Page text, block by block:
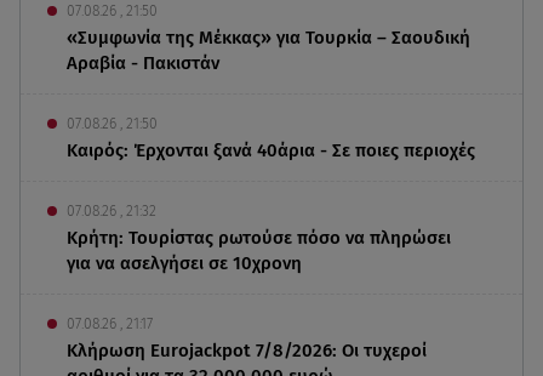
07.08.26 , 21:50
«Συμφωνία της Μέκκας» για Τουρκία – Σαουδική
Αραβία - Πακιστάν
07.08.26 , 21:50
Καιρός: Έρχονται ξανά 40άρια - Σε ποιες περιοχές
07.08.26 , 21:32
Κρήτη: Τουρίστας ρωτούσε πόσο να πληρώσει
για να ασελγήσει σε 10χρονη
07.08.26 , 21:17
Κλήρωση Eurojackpot 7/8/2026: Οι τυχεροί